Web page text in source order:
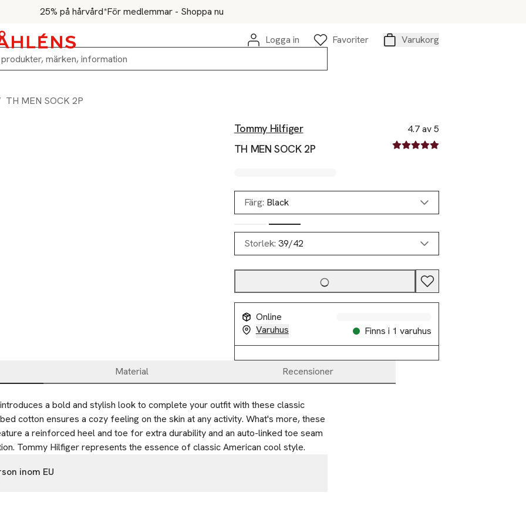
25% på hårvård*För medlemmar - Shoppa nu
Logga in
Favoriter
Varukorg
TH MEN SOCK 2P
Tommy Hilfiger
TH MEN SOCK 2P
4.7 av 5
4.7 av fem stjärnor
Färg: Black
Storlek: 39/42
Online
Varuhus
Finns i 1 varuhus
Material Recensioner
a bold and stylish look to complete your outfit with these classic
cotton ensures a cozy feeling on the skin at any activity. What's more, these
a reinforced heel and toe for extra durability and an auto-linked toe seam
Tommy Hilfiger represents the essence of classic American cool style.
inom EU